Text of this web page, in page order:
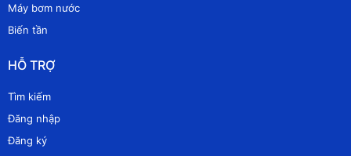
Máy bơm nước
Biến tần
HỖ TRỢ
Tìm kiếm
Đăng nhập
Đăng ký